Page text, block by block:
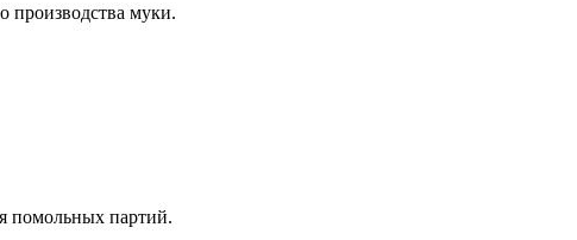
производства муки.
помольных партий.